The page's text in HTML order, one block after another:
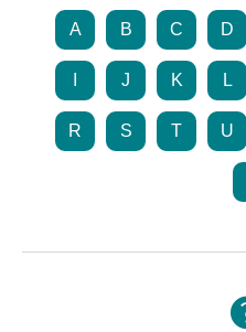
A B C D
J K L
R S T U